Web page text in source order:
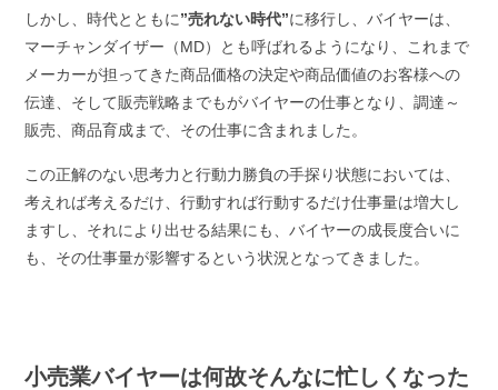
しかし、時代とともに”売れない時代”に移行し、バイヤーは、
マーチャンダイザー（MD）とも呼ばれるようになり、これまで
メーカーが担ってきた商品価格の決定や商品価値のお客様への
伝達、そして販売戦略までもがバイヤーの仕事となり、調達～
販売、商品育成まで、その仕事に含まれました。
この正解のない思考力と行動力勝負の手探り状態においては、
考えれば考えるだけ、行動すれば行動するだけ仕事量は増大し
ますし、それにより出せる結果にも、バイヤーの成長度合いに
も、その仕事量が影響するという状況となってきました。
小売業バイヤーは何故そんなに忙しくなった